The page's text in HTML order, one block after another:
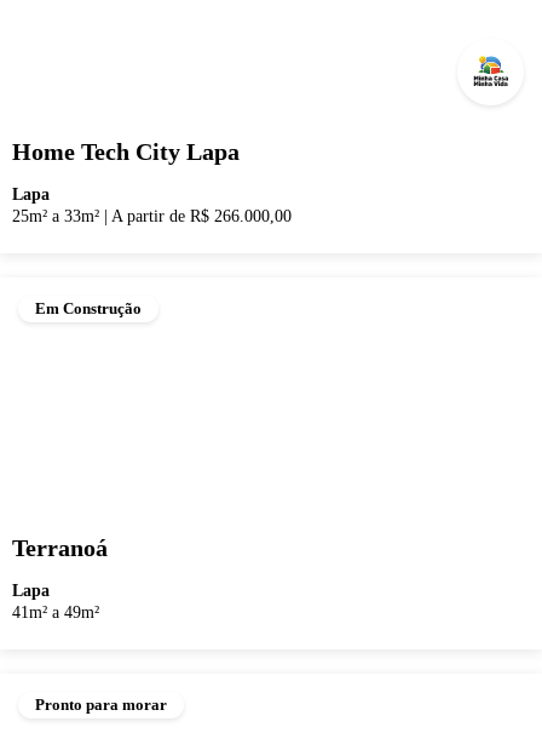
Home Tech City Lapa
Lapa
25m² a 33m²
A partir de R$ 266.000,00
Em Construção
Terranoá
Lapa
41m² a 49m²
Pronto para morar